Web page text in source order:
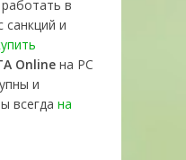
в
санкций и
Online на PC
и
всегда на